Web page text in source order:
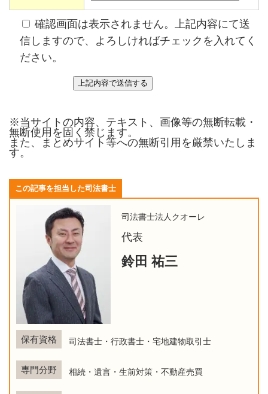
確認画面は表示されません。上記内容にて送
信しますので、よろしければチェックを入れてく
ださい。
※当サイトの内容、テキスト、画像等の無断転載・
無断使用を固く禁じます。
また、まとめサイト等への無断引用を厳禁いたしま
す。
この記事を担当した司法書士
司法書士法人クオーレ
代表
鈴田 祐三
保有資格 司法書士・行政書士・宅地建物取引士
専門分野 相続・遺言・生前対策・不動産売買